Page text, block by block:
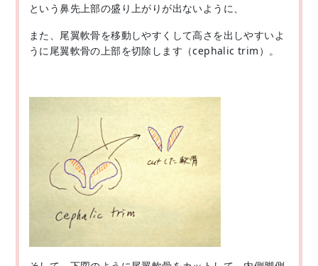
という鼻先上部の盛り上がりが出ないように、
また、尾翼軟骨を移動しやすくして高さを出しやすいよ
うに尾翼軟骨の上部を切除します（cephalic trim）。